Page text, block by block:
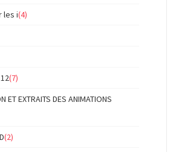
les i(4)
(7)
ET EXTRAITS DES ANIMATIONS
(2)